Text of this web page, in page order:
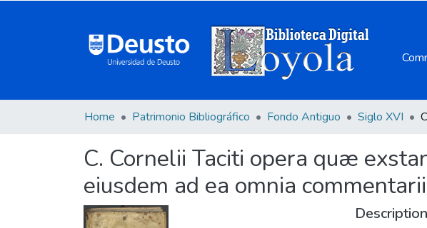
Home Patrimonio Bibliográfico Fondo Antiguo Siglo XVI
C. Cornelii Taciti opera quæ
eiusdem ad ea omnia
Description